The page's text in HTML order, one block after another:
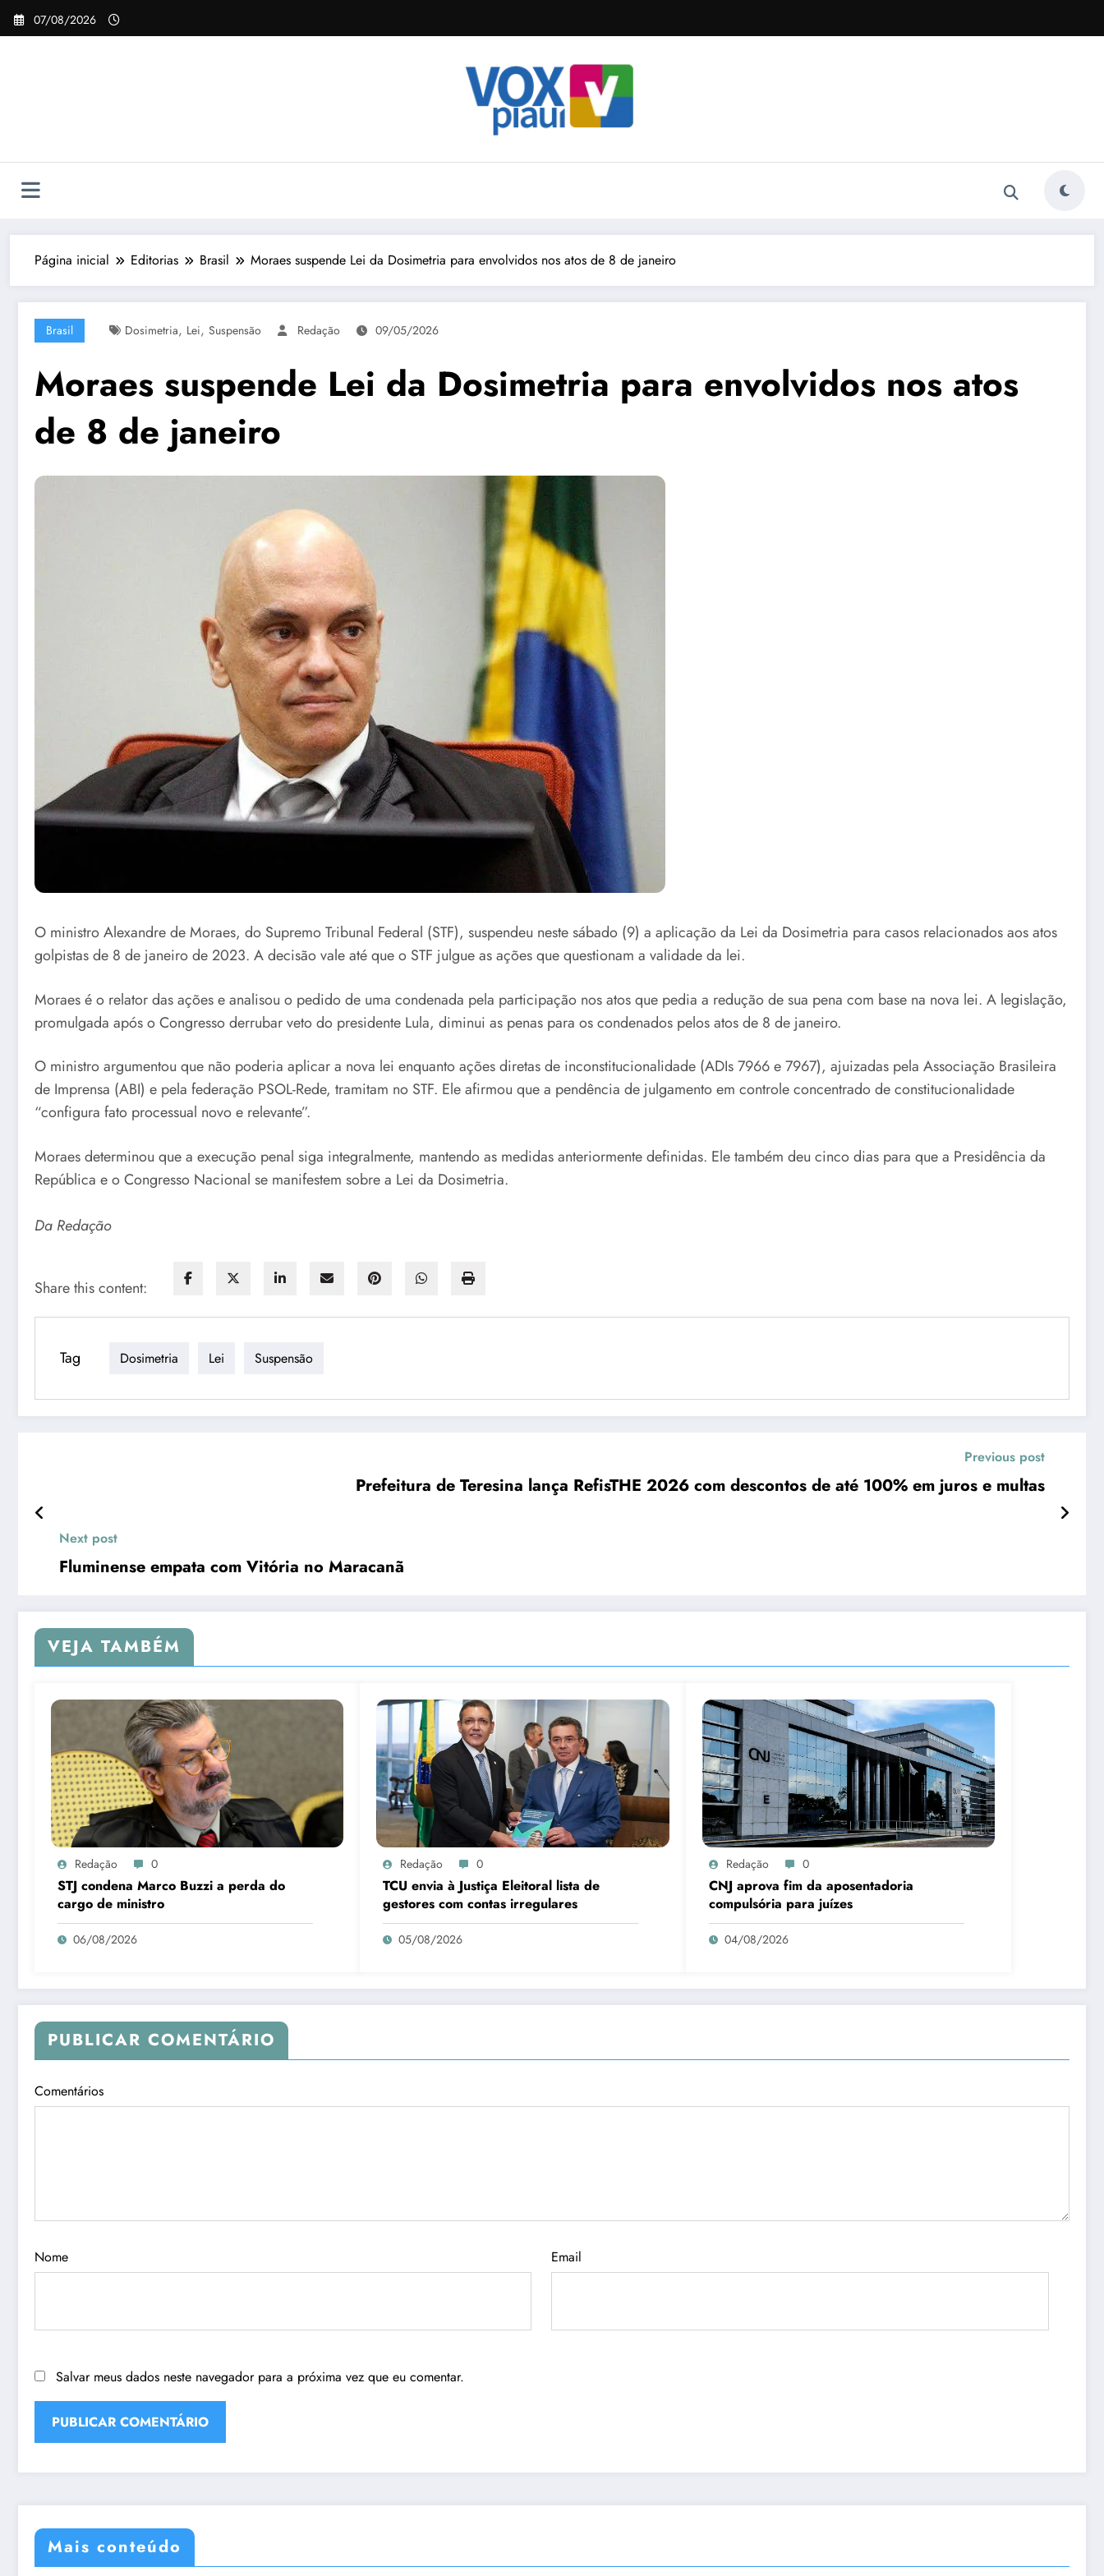
Pular
para
07/08/2026
Página inicial Editorias Brasil Moraes suspende Lei da Dosimetria para envolvidos nos atos de 8 de janeiro
Brasil Dosimetria, Lei, Suspensão Redação 09/05/2026
Moraes suspende Lei da Dosimetria para envolvidos nos atos
de 8 de janeiro
O ministro Alexandre de Moraes, do Supremo Tribunal Federal (STF), suspendeu neste sábado (9) a aplicação da Lei da Dosimetria para casos relacionados aos atos
golpistas de 8 de janeiro de 2023. A decisão vale até que o STF julgue as ações que questionam a validade da lei.
Moraes é o relator das ações e analisou o pedido de uma condenada pela participação nos atos que pedia a redução de sua pena com base na nova lei. A legislação,
promulgada após o Congresso derrubar veto do presidente Lula, diminui as penas para os condenados pelos atos de 8 de janeiro.
O ministro argumentou que não poderia aplicar a nova lei enquanto ações diretas de inconstitucionalidade (ADIs 7966 e 7967), ajuizadas pela Associação Brasileira
de Imprensa (ABI) e pela federação PSOL-Rede, tramitam no STF. Ele afirmou que a pendência de julgamento em controle concentrado de constitucionalidade
“configura fato processual novo e relevante”.
Moraes determinou que a execução penal siga integralmente, mantendo as medidas anteriormente definidas. Ele também deu cinco dias para que a Presidência da
República e o Congresso Nacional se manifestem sobre a Lei da Dosimetria.
Da Redação
Share this content:
Tag Dosimetria Lei Suspensão
Previous post
Prefeitura de Teresina lança RefisTHE 2026 com descontos de até 100% em juros e multas
Next post
Fluminense empata com Vitória no Maracanã
VEJA TAMBÉM
Redação 0
STJ condena Marco Buzzi a perda do
cargo de ministro
06/08/2026
Redação 0
TCU envia à Justiça Eleitoral lista de
gestores com contas irregulares
05/08/2026
Redação 0
CNJ aprova fim da aposentadoria
compulsória para juízes
04/08/2026
PUBLICAR COMENTÁRIO
Comentários
Nome Email
Salvar meus dados neste navegador para a próxima vez que eu comentar.
Mais conteúdo